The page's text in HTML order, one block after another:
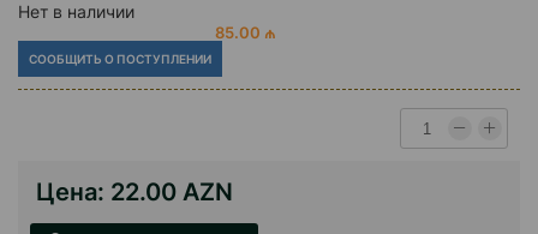
Нет в наличии
85.00 ₼
СООБЩИТЬ О ПОСТУПЛЕНИИ
Цена: 22.00 AZN